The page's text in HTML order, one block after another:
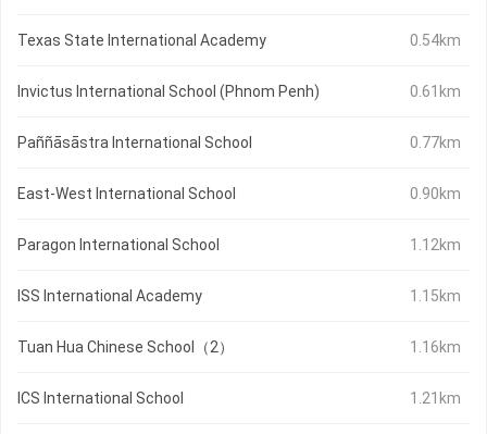
Texas State International Academy 0.54km
Invictus International School (Phnom Penh) 0.61km
Paññāsāstra International School 0.77km
East-West International School 0.90km
Paragon International School 1.12km
ISS International Academy 1.15km
Tuan Hua Chinese School（2） 1.16km
ICS International School 1.21km